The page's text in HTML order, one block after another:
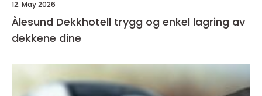
12. May 2026
Ålesund Dekkhotell trygg og enkel lagring av
dekkene dine